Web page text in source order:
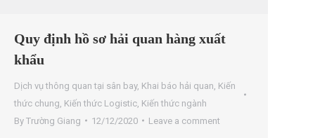
Quy định hồ sơ hải quan hàng xuất
khẩu
Dịch vụ thông quan tại sân bay, Khai báo hải quan Kiến
thức chung Kiến thức Logistic Kiến thức ngành
By Trường Giang 12/12/2020 Leave a comment